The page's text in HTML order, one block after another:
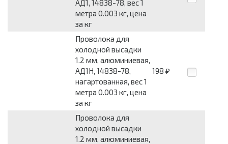
АД1, 14838-78, вес 1
метра 0.003 кг, цена
за кг
Проволока для
холодной высадки
1.2 мм, алюминиевая,
АД1Н, 14838-78,
нагартованная, вес 1
метра 0.003 кг, цена
за кг
198 ₽
Проволока для
холодной высадки
1.2 мм, алюминиевая,